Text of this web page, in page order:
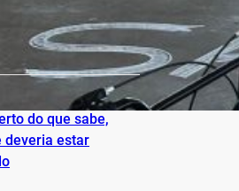
não está jogando
do que sabe,
deveria estar